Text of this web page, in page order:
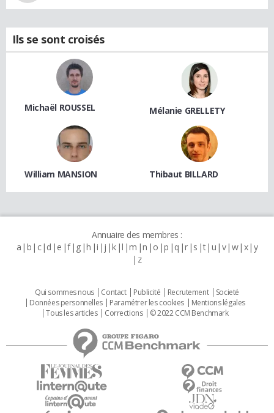
Ils se sont croisés
Michaël ROUSSEL Mélanie GRELLETY
William MANSION Thibaut BILLARD
Annuaire des membres :
a b c d e f g h i j k l m n o p q r s t u v w x y
z
Qui sommes nous Contact Publicité Recrutement
Societé
Données personnelles
Paramétrer les cookies
Mentions légales
Tous les articles
Corrections © 2022 CCM Benchmark